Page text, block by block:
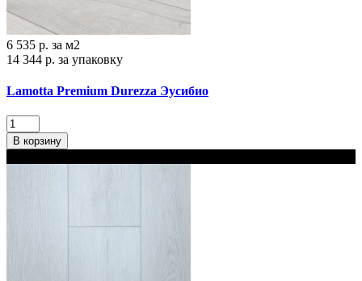
6 535 р. за м2
14 344 р. за упаковку
Lamotta Premium Durezza Эусибио
В корзину